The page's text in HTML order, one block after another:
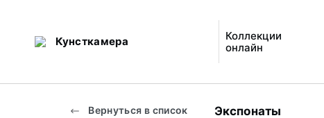
Кунсткамера
Коллекции
онлайн
Вернуться в список Экспонаты